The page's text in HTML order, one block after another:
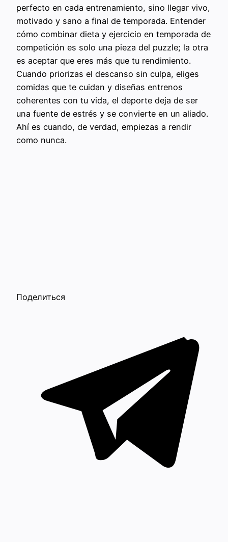
perfecto en cada entrenamiento, sino llegar vivo,
motivado y sano a final de temporada. Entender
cómo combinar dieta y ejercicio en temporada de
competición es solo una pieza del puzzle; la otra
es aceptar que eres más que tu rendimiento.
Cuando priorizas el descanso sin culpa, eliges
comidas que te cuidan y diseñas entrenos
coherentes con tu vida, el deporte deja de ser
una fuente de estrés y se convierte en un aliado.
Ahí es cuando, de verdad, empiezas a rendir
como nunca.
Поделиться